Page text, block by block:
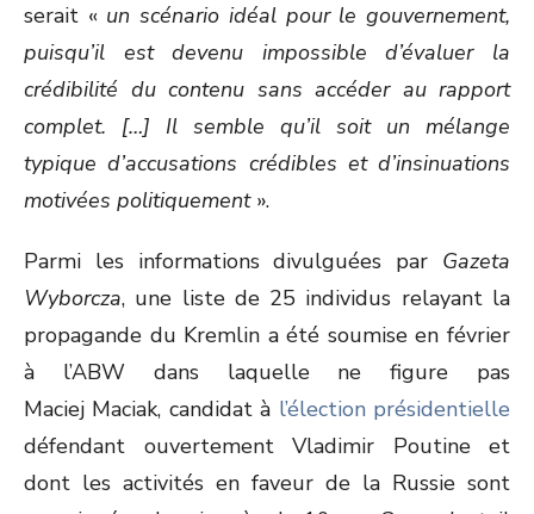
serait « un scénario idéal pour le gouvernement,
puisqu’il est devenu impossible d’évaluer la
crédibilité du contenu sans accéder au rapport
complet. […] Il semble qu’il soit un mélange
typique d’accusations crédibles et d’insinuations
motivées politiquement».
Parmi les informations divulguées par Gazeta
Wyborcza, une liste de 25 individus relayant la
propagande du Kremlin a été soumise en février
à l’ABW dans laquelle ne figure pas
Maciej Maciak, candidat à l’élection présidentielle
défendant ouvertement Vladimir Poutine et
dont les activités en faveur de la Russie sont